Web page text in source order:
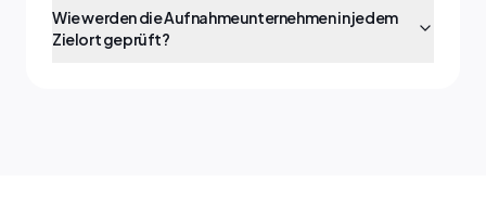
Wie werden die Aufnahmeunternehmen in jedem
Zielort geprüft?